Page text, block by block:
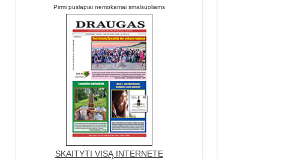
Pirmi puslapiai nemokamai smalsuoliams
SKAITYTI VISĄ INTERNETE